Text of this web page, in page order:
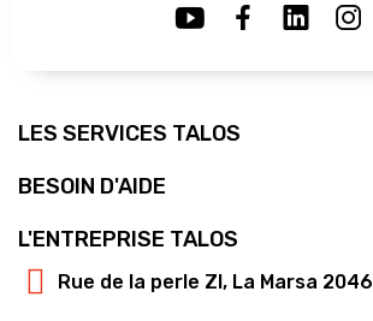
LES SERVICES TALOS
BESOIN D'AIDE
L'ENTREPRISE TALOS
Rue de la perle ZI, La Marsa 2046